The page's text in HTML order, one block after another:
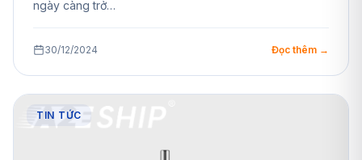
ngày càng trở…
30/12/2024 Đọc thêm →
TIN TỨC